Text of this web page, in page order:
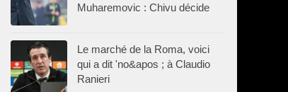
Muharemovic : Chivu décide
Le marché de la Roma, voici
qui a dit 'no&apos ; à Claudio
Ranieri